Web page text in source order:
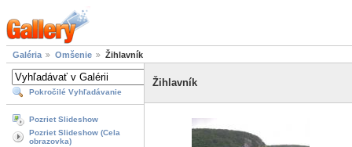
Galéria Omšenie Žihlavník
Pokročilé Vyhľadávanie
Pozriet Slideshow
Pozriet Slideshow (Cela
obrazovka)
Žihlavník